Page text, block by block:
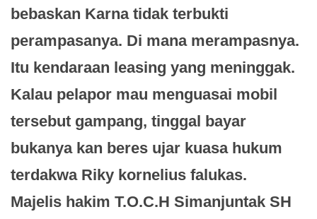
bebaskan Karna tidak terbukti
perampasanya. Di mana merampasnya.
Itu kendaraan leasing yang meninggak.
Kalau pelapor mau menguasai mobil
tersebut gampang, tinggal bayar
bukanya kan beres ujar kuasa hukum
terdakwa Riky kornelius falukas.
Majelis hakim T.O.C.H Simanjuntak SH